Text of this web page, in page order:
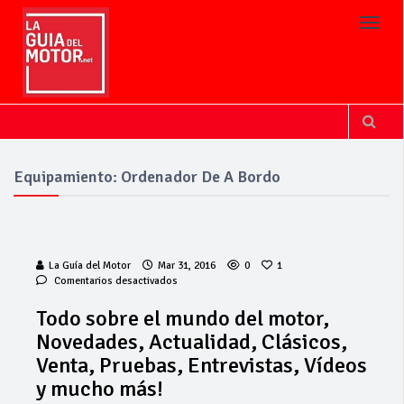
Equipamiento: Ordenador De A Bordo
La Guía del Motor Mar 31, 2016 0
1
Comentarios desactivados
el
mundo
del
motor,
Todo sobre el mundo del motor,
Novedades, Actualidad, Clásicos,
Venta, Pruebas, Entrevistas, Vídeos
y mucho más!
La Junta
implementa
mejoras en la